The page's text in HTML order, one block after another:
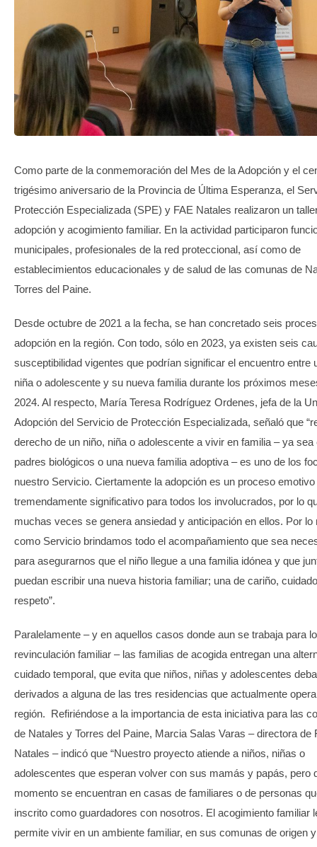
TRANSPARENCIA
Como parte de la conmemoración del Mes de la Adopción y el
trigésimo aniversario de la Provincia de Última Esperanza, el
Protección Especializada (SPE) y FAE Natales realizaron un
adopción y acogimiento familiar. En la actividad participaron
municipales, profesionales de la red proteccional, así como de
establecimientos educacionales y de salud de las comunas de
Torres del Paine.
Desde octubre de 2021 a la fecha, se han concretado seis
adopción en la región. Con todo, sólo en 2023, ya existen seis
susceptibilidad vigentes que podrían significar el encuentro entre
niña o adolescente y su nueva familia durante los próximos
2024. Al respecto, María Teresa Rodríguez Ordenes, jefa de la
Adopción del Servicio de Protección Especializada, señaló que
derecho de un niño, niña o adolescente a vivir en familia – ya
padres biológicos o una nueva familia adoptiva – es uno de los
nuestro Servicio. Ciertamente la adopción es un proceso
tremendamente significativo para todos los involucrados, por lo
muchas veces se genera ansiedad y anticipación en ellos. Por lo
como Servicio brindamos todo el acompañamiento que sea
para asegurarnos que el niño llegue a una familia idónea y que
puedan escribir una nueva historia familiar; una de cariño,
respeto”.
Paralelamente – y en aquellos casos donde aun se trabaja para
revinculación familiar – las familias de acogida entregan una
cuidado temporal, que evita que niños, niñas y adolescentes
derivados a alguna de las tres residencias que actualmente
región. Refiriéndose a la importancia de esta iniciativa para las
de Natales y Torres del Paine, Marcia Salas Varas – directora de
Natales – indicó que “Nuestro proyecto atiende a niños, niñas o
adolescentes que esperan volver con sus mamás y papás, pero
momento se encuentran en casas de familiares o de personas
inscrito como guardadores con nosotros. El acogimiento familiar
permite vivir en un ambiente familiar, en sus comunas de origen